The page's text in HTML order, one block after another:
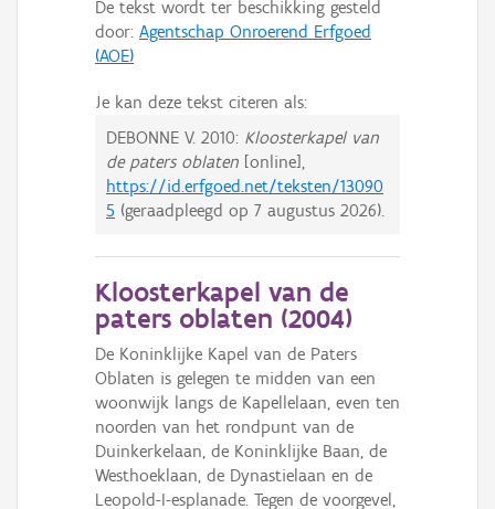
De tekst wordt ter beschikking gesteld
door: Agentschap Onroerend Erfgoed
(AOE)
Je kan deze tekst citeren als:
DEBONNE V. 2010: Kloosterkapel van
de paters oblaten [online],
https://id.erfgoed.net/teksten/13090
5 (geraadpleegd op 7 augustus 2026).
Kloosterkapel van de
paters oblaten (2004)
De Koninklijke Kapel van de Paters
Oblaten is gelegen te midden van een
woonwijk langs de Kapellelaan, even ten
noorden van het rondpunt van de
Duinkerkelaan, de Koninklijke Baan, de
Westhoeklaan, de Dynastielaan en de
Leopold-I-esplanade. Tegen de voorgevel,